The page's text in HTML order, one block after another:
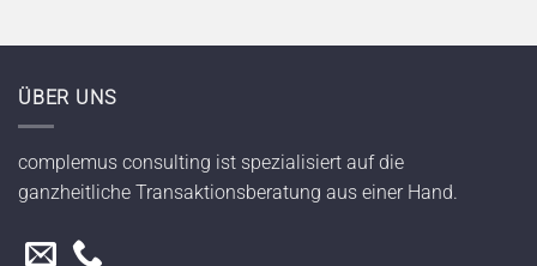
ÜBER UNS
complemus consulting ist spezialisiert auf die
ganzheitliche Transaktionsberatung aus einer Hand.